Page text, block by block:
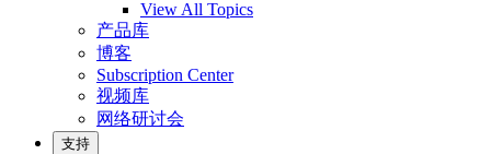
View All Topics
产品库
博客
Subscription Center
视频库
网络研讨会
支持